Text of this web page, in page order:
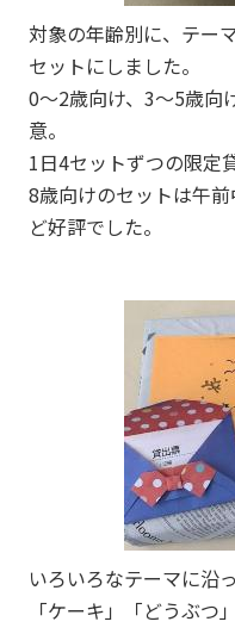
対象の年齢別に、テー
セットにしました。
0～2歳向け、3～5歳向
意。
1日4セットずつの限定
8歳向けのセットは午
ど好評でした。
いろいろなテーマに沿
「ケーキ」「どうぶ